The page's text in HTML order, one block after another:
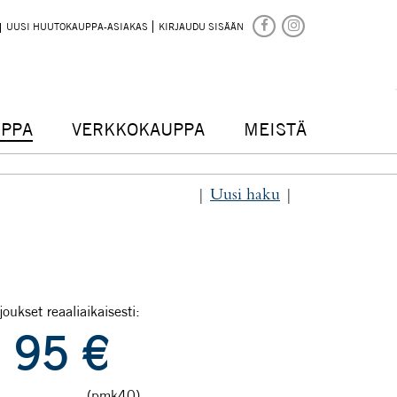
UUSI HUUTOKAUPPA-ASIAKAS KIRJAUDU SISÄÄN
VERKKOKAUPPA MEISTÄ
Uusi haku
reaaliaikaisesti:
95 €